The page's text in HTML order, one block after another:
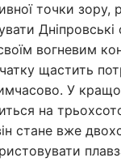
точки зору,
Дніпровські
вогневим
щастить
У
на
стане вже